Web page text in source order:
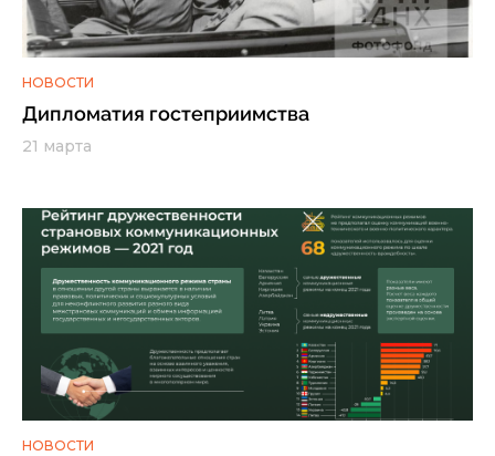
НОВОСТИ
Дипломатия гостеприимства
21 марта
НОВОСТИ